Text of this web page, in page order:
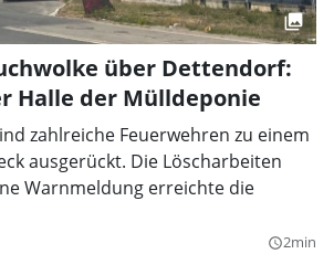
über Dettendorf:
Halle der Mülldeponie
zahlreiche Feuerwehren zu einem
ausgerückt. Die Löscharbeiten
Warnmeldung erreichte die
query_builder2min